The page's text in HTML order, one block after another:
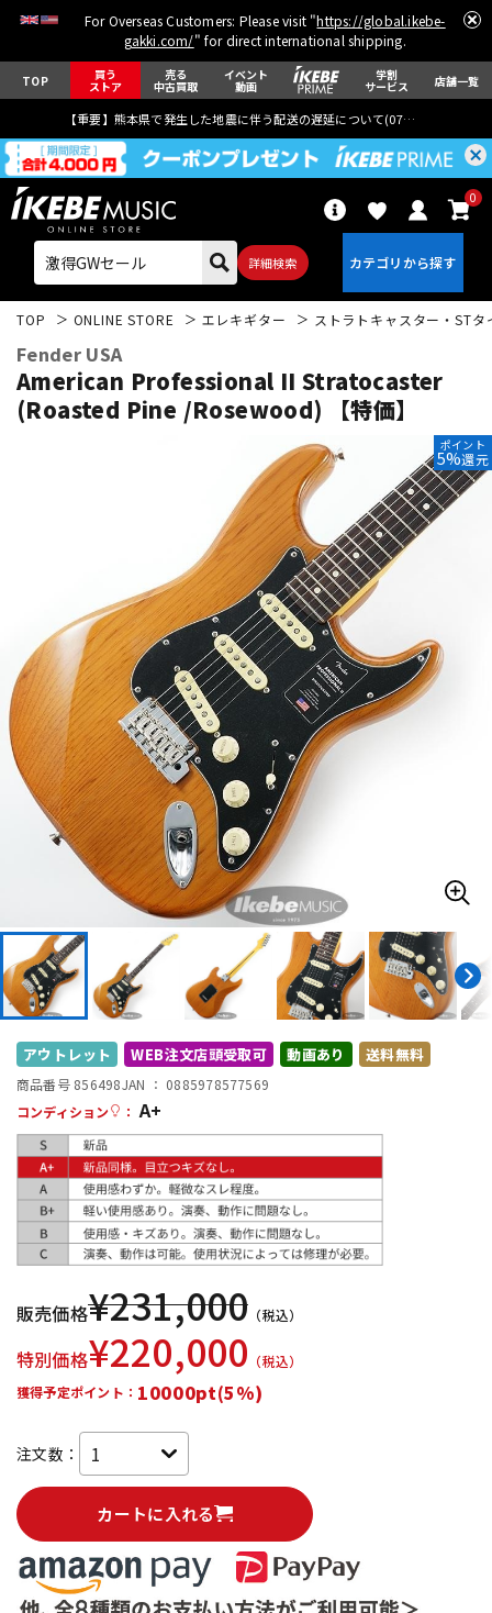
For Overseas Customers: Please visit "https://global.ikebe-
gakki.com/" for direct international shipping.
TOP 買う
ストア
売る
中古買取
イベント
動画
学割
サービス 店舗一覧
【重要】熊本県で発生した地震に伴う配送の遅延について(07月29日
詳細検索
0
アコギ/エレアコ
ウクレレ
ドラム パーカッション
キーボード 電子ピアノ
管楽器 その他楽器
アンプ
DTM
DTM オンライン納品 レコーディング機器
配信/ライブ機器
中古 ヴィンテージ
TOP ONLINE STORE エレキギター ストラトキャスター・STタ
Fender USA
American Professional II Stratocaster
(Roasted Pine /Rosewood) 【特価】
ポイント
5%還元
アウトレット WEB注文店頭受取可 動画あり 送料無料
商品番号 856498JAN ： 0885978577569
コンディション
： A+
販売価格¥231,000 （税込）
特別価格¥220,000 （税込）
獲得予定ポイント： 10000pt(5%)
注文数：
カートに入れる